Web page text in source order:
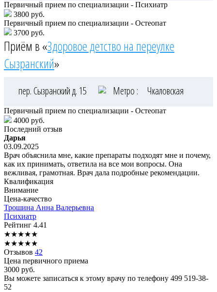
Первичный прием по специализации - Психиатр
3800 руб.
Первичный прием по специализации - Остеопат
3700 руб.
Приём в «Здоровое детство на переулке
Сызранский»
пер. Сызранский д. 15 Метро : Чкаловская
Первичный прием по специализации - Остеопат
4000 руб.
Последний отзыв
Дарья
03.09.2025
Врач объяснила мне, какие препараты подходят мне и почему,
как их принимать, ответила на все мои вопросы. Она
вежливая, грамотная. Врач дала подробные рекомендации.
Квалификация
Внимание
Цена-качество
Трошина Анна Валерьевна
Психиатр
Рейтинг 4.41
★★★★★
★★★★★
Отзывов 42
Цена первичного приема
3000 руб.
Вы можете записаться к этому врачу по телефону 499 519-38-
52